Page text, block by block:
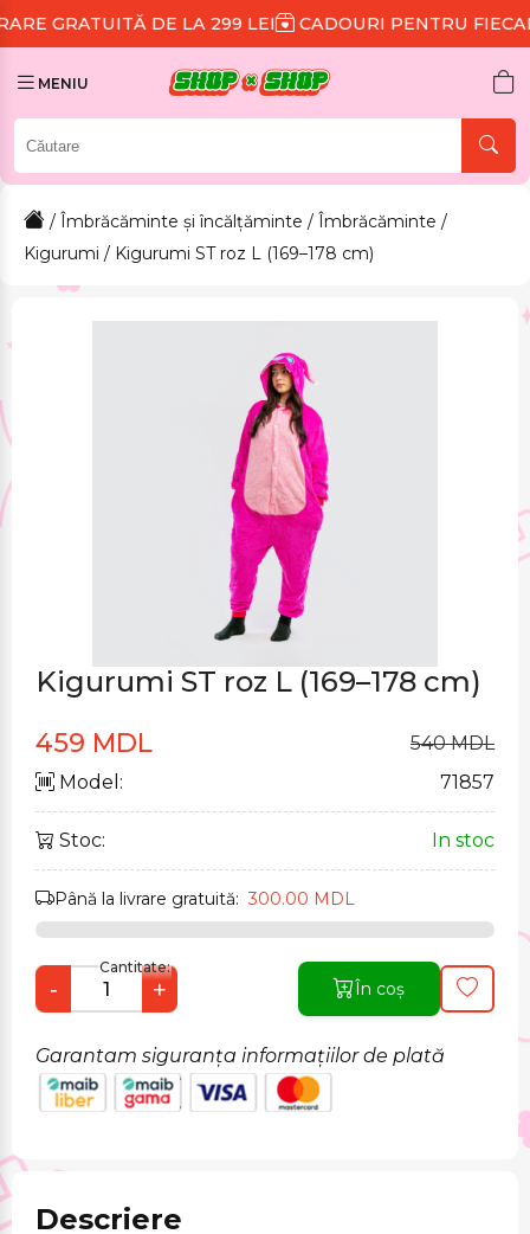
DE LA 299 LEI CADOURI PENTRU FIECARE
MENIU
/ Îmbrăcăminte și încălțăminte / Îmbrăcăminte /
Kigurumi / Kigurumi ST roz L (169–178 cm)
Kigurumi ST roz L (169–178 cm)
459 MDL
540 MDL
Model:
71857
Stoc: In stoc
Până la livrare gratuită:300.00 MDL
Cantitate:
- + În coș
Garantam siguranța informațiilor de plată
Descriere